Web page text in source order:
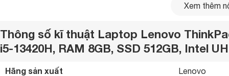
4
0đánh giá
Xem thêm
Thông số kĩ thuật Laptop Lenovo
i5-13420H, RAM 8GB, SSD 512GB, Intel
Hãng sản xuất Lenovo